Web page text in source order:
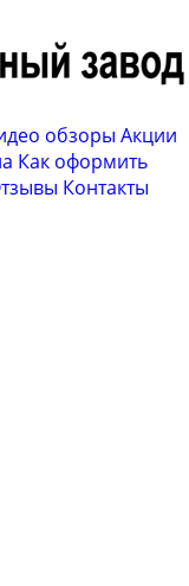
обзоры Акции
Как оформить
Контакты